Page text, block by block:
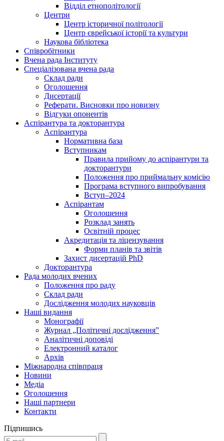
Відділ етнополітології
Центри
Центр історичної політології
Центр єврейської історії та культури
Наукова бібліотека
Співробітники
Вчена рада Інституту
Спеціалізована вчена рада
Склад ради
Оголошення
Дисертації
Реферати. Висновки про новизну
Відгуки опонентів
Аспірантура та докторантура
Аспірантура
Нормативна база
Вступникам
Правила прийому до аспірантури та
докторантури
Положення про приймальну комісію
Програма вступного випробування
Вступ–2024
Аспірантам
Оголошення
Розклад занять
Освітній процес
Акредитація та ліцензування
Форми планів та звітів
Захист дисертацій PhD
Докторантура
Рада молодих вчених
Положення про раду
Склад ради
Дослідження молодих науковців
Наші видання
Монографії
Журнал „Політичні дослідження”
Аналітичні доповіді
Електронний каталог
Архів
Міжнародна співпраця
Новини
Медіa
Оголошення
Наші партнери
Контакти
Підпишись